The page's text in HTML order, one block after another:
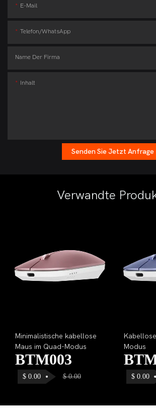
E-Mail
Telefon/WhatsApp
Name Der Firma
Inhalt
Senden Sie Jetzt Anfrage
Verwandte
Minimalistische kabellose
Maus im Quad-Modus
BTM003
$ 0.00 $0.00
Modus
$0.00